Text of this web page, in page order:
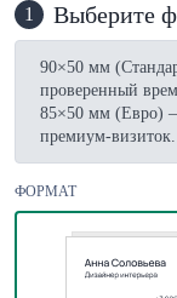
1 Выберите
90×50 мм
проверенный
85×50 мм (Евро)
премиум-визиток.
ФОРМАТ